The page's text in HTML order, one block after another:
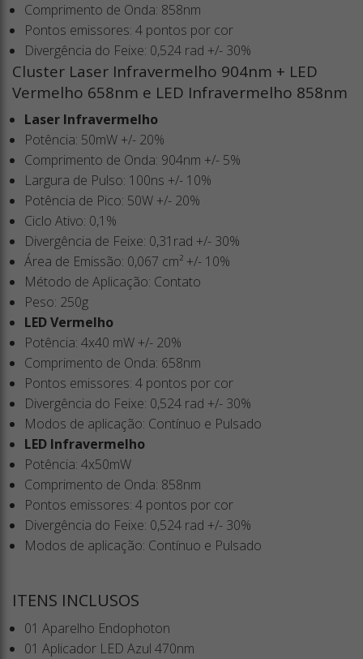
Comprimento de Onda: 858nm
Pontos emissores: 4 pontos por cor
Divergência do Feixe: 0,524 rad +/- 30%
Cluster Laser Infravermelho 904nm + LED
Vermelho 658nm e LED Infravermelho 858nm
Laser Infravermelho
Potência: 50mW +/- 20%
Comprimento de Onda: 904nm +/- 5%
Largura de Pulso: 100ns +/- 10%
Potência de Pico: 50W +/- 20%
Ciclo Ativo: 0,1%
Divergência de Feixe: 0,31rad +/- 30%
Área de Emissão: 0,067 cm² +/- 10%
Método de Aplicação: Contato
Peso: 250g
LED Vermelho
Potência: 4x40 mW +/- 20%
Comprimento de Onda: 658nm
Pontos emissores: 4 pontos por cor
Divergência do Feixe: 0,524 rad +/- 30%
Modos de aplicação: Contínuo e Pulsado
LED Infravermelho
Potência: 4x50mW
Comprimento de Onda: 858nm
Pontos emissores: 4 pontos por cor
Divergência do Feixe: 0,524 rad +/- 30%
Modos de aplicação: Contínuo e Pulsado
ITENS INCLUSOS
01 Aparelho Endophoton
01 Aplicador LED Azul 470nm